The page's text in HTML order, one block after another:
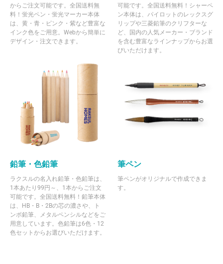
からご注文可能です。全国送料無
料！蛍光ペン・蛍光マーカー本体
は、黄・青・ピンク・紫など豊富な
インク色をご用意。Webから簡単に
デザイン・注文できます。
可能です。全国送料無料！シャーペ
ン本体は、パイロットのレックスグ
リップや三菱鉛筆のクリフターな
ど、国内の人気メーカー・ブランド
を含む豊富なラインナップからお選
びいただけます。
鉛筆・色鉛筆
ラクスルの名入れ鉛筆・色鉛筆は、
1本あたり99円～、1本からご注文
可能です。全国送料無料！鉛筆本体
は、HB・B・2Bの芯の濃さや、ト
ンボ鉛筆、メタルペンシルなどをご
用意しています。色鉛筆は6色・12
色セットからお選びいただけます。
筆ペン
筆ペンがオリジナルで作成できま
す。